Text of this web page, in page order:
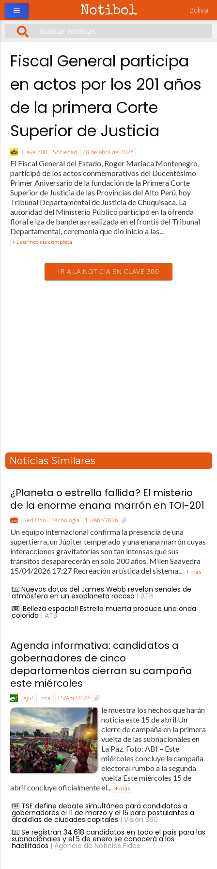
Notibol Bolivia
menu
Fiscal General participa
en actos por los 201 años
de la primera Corte
Superior de Justicia
Clave 300 Sociedad 28 de abril de 2026
El Fiscal General del Estado, Roger Mariaca Montenegro,
participó de los actos conmemorativos del Ducentésimo
Primer Aniversario de la fundación de la Primera Corte
Superior de Justicia de las Provincias del Alto Perú, hoy
Tribunal Departamental de Justicia de Chuquisaca. La
autoridad del Ministerio Público participó en la ofrenda
floral e iza de banderas realizada en el frontis del Tribunal
Departamental, ceremonia que dio inicio a las...
+ Leer noticia completa
IR A LA NOTICIA EN CLAVE 300
Noticias Similares
¿Planeta o estrella fallida? El misterio
de la enorme enana marrón en TOI-201
Red Uno Tecnología 15/Abr/2026
Un equipo internacional confirma la presencia de una
supertierra, un Júpiter temperado y una enana marrón cuyas
interacciones gravitatorias son tan intensas que sus
tránsitos desaparecerán en solo 200 años. Milen Saavedra
15/04/2026 17:27 Recreación artística del sistema... + más
Nuevos datos del James Webb revelan señales de
atmósfera en un exoplaneta rocoso | ATB
¡Belleza espacial! Estrella muerta produce una onda
colorida | ATB
Agenda informativa: candidatos a
gobernadores de cinco
departamentos cierran su campaña
este miércoles
eju! Local 15/Abr/2026
le muestra los hechos que harán
noticia este 15 de abril Un
cierre de campaña en la primera
vuelta de las subnacionales en
La Paz. Foto: ABI – Este
miércoles concluye la campaña
electoral rumbo a la segunda
vuelta Este miércoles 15 de
abril concluye oficialmente el...
+ más
TSE define debate simultáneo para candidatos a
gobernadores el 11 de marzo y el 15 para postulantes a
alcaldías de ciudades capitales | Visión 360
Se registran 34.618 candidatos en todo el país para las
subnacionales y el 5 de enero se conocerá a los
habilitados | Agencia de Noticias Fides